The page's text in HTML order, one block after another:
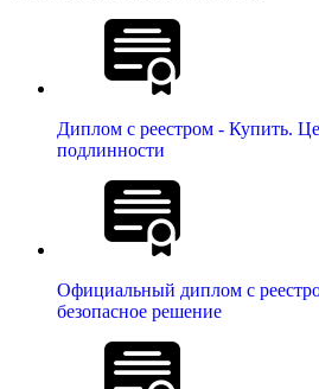
Диплом с реестром - Купить.
подлинности
Официальный диплом с
безопасное решение